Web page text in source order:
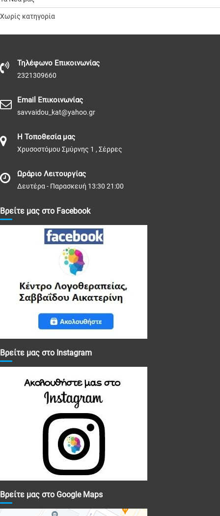
Χωρίς κατηγορία
Τηλέφωνo Επικοινωνίας
2321309660
Email Επικοινωνίας
savvaidou_kat@yahoo.gr
Η Τοποθεσία μας
Χρυσοστόμου Σμύρνης 1 , Σέρρες
Ωράριο Λειτουργίας
Δευτέρα - Παρασκευή 13:30 21:00
Βρείτε μας στο Facebook
Βρείτε μας στο Instagram
Βρείτε μας στο Google Maps